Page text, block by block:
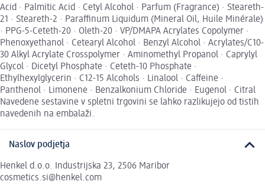
Acid · Palmitic Acid · Cetyl Alcohol · Parfum (Fragrance) · Steareth-
21 · Steareth-2 · Paraffinum Liquidum (Mineral Oil, Huile Minérale)
· PPG-5-Ceteth-20 · Oleth-20 · VP/DMAPA Acrylates Copolymer ·
Phenoxyethanol · Cetearyl Alcohol · Benzyl Alcohol · Acrylates/C10-
30 Alkyl Acrylate Crosspolymer · Aminomethyl Propanol · Caprylyl
Glycol · Dicetyl Phosphate · Ceteth-10 Phosphate ·
Ethylhexylglycerin · C12-15 Alcohols · Linalool · Caffeine ·
Panthenol · Limonene · Benzalkonium Chloride · Eugenol · Citral
Navedene sestavine v spletni trgovini se lahko razlikujejo od tistih
navedenih na embalaži.
Naslov podjetja
Henkel d.o.o. Industrijska 23, 2506 Maribor
cosmetics.si@henkel.com